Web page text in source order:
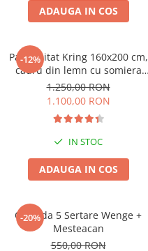
ADAUGA IN COS
-12%
Pat Tapitat Kring 160x200 cm,
cadru din lemn cu somiera
fixa, Culoare Maro
1.250,00 RON
1.100,00 RON
IN STOC
ADAUGA IN COS
-20%
Comoda 5 Sertare Wenge +
Mesteacan
550,00 RON